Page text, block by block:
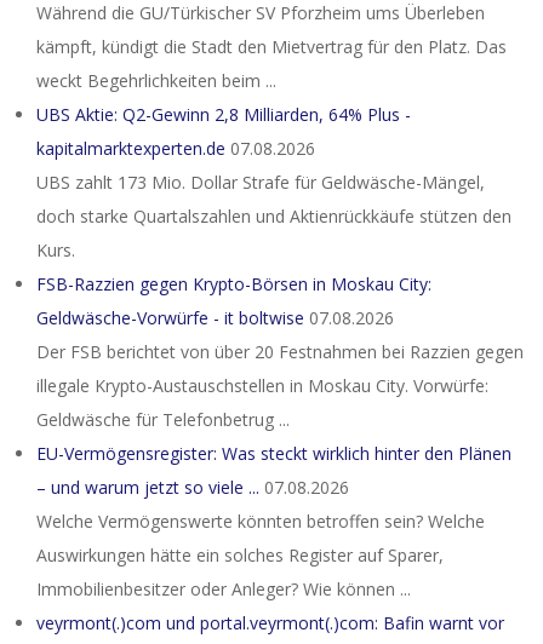
Während die GU/Türkischer SV Pforzheim ums Überleben
kämpft, kündigt die Stadt den Mietvertrag für den Platz. Das
weckt Begehrlichkeiten beim ...
UBS Aktie: Q2-Gewinn 2,8 Milliarden, 64% Plus -
kapitalmarktexperten.de 07.08.2026
UBS zahlt 173 Mio. Dollar Strafe für Geldwäsche-Mängel,
doch starke Quartalszahlen und Aktienrückkäufe stützen den
Kurs.
FSB-Razzien gegen Krypto-Börsen in Moskau City:
Geldwäsche-Vorwürfe - it boltwise 07.08.2026
Der FSB berichtet von über 20 Festnahmen bei Razzien gegen
illegale Krypto-Austauschstellen in Moskau City. Vorwürfe:
Geldwäsche für Telefonbetrug ...
EU-Vermögensregister: Was steckt wirklich hinter den Plänen
– und warum jetzt so viele ... 07.08.2026
Welche Vermögenswerte könnten betroffen sein? Welche
Auswirkungen hätte ein solches Register auf Sparer,
Immobilienbesitzer oder Anleger? Wie können ...
veyrmont(.)com und portal.veyrmont(.)com: Bafin warnt vor